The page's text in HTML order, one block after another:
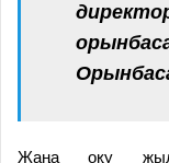
Жаңа оқу